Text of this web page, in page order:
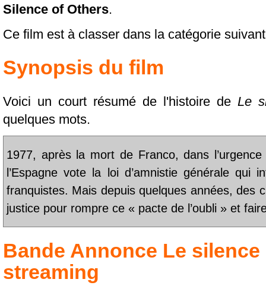
Silence of Others.
Ce film est à classer dans la catégorie
Synopsis du film
Voici un court résumé de l'histoire de Le
quelques mots.
1977, après la mort de Franco, dans
l’Espagne vote la loi d’amnistie générale qui
franquistes. Mais depuis quelques années, des
justice pour rompre ce « pacte de l’oubli » et
Bande Annonce Le
streaming